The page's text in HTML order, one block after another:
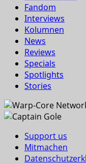
Fandom
Interviews
Kolumnen
News
Reviews
Specials
Spotlights
Stories
Support us
Mitmachen